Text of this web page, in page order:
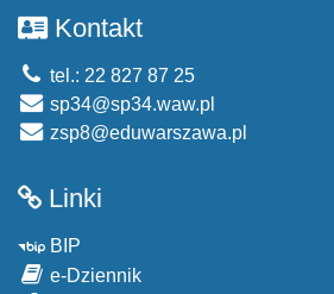
Kontakt
tel.: 22 827 87 25
sp34@sp34.waw.pl
zsp8@eduwarszawa.pl
Linki
BIP
e-Dziennik